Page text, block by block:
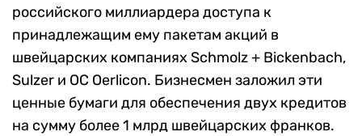
российского миллиардера доступа к
принадлежащим ему пакетам акций в
швейцарских компаниях Schmolz + Bickenbach,
Sulzer и OC Oerlicon. Бизнесмен заложил эти
ценные бумаги для обеспечения двух кредитов
на сумму более 1 млрд швейцарских франков.